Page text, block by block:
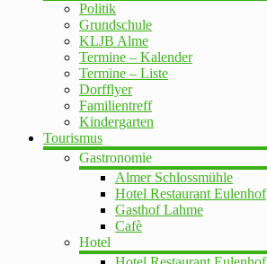
Politik
Grundschule
KLJB Alme
Termine – Kalender
Termine – Liste
Dorfflyer
Familientreff
Kindergarten
Tourismus
Gastronomie
Almer Schlossmühle
Hotel Restaurant Eulenhof
Gasthof Lahme
Cafè
Hotel